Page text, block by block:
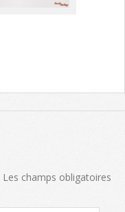
Les champs obligatoires